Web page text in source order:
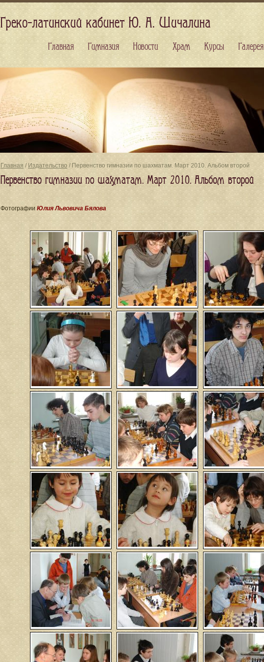
Главная / Издательство / Первенство гимназии по шахматам. Март 2010. Альбом второй
Первенство гимназии по шахматам. Март 2010. Альбом второй
Фотографии Юлия Львовича Бялова
Греко-латинский кабинет Ю. А. Шичалина
Главная Гимназия Новости Храм Курсы Галерея